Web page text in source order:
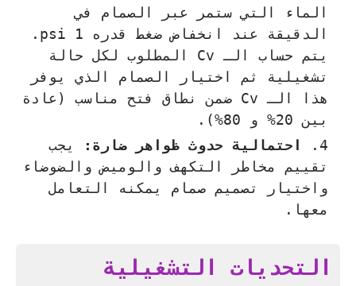
الماء التي ستمر عبر الصمام في
الدقيقة عند انخفاض ضغط قدره 1 psi.
يتم حساب الـ Cv المطلوب لكل حالة
تشغيلية ثم اختيار الصمام الذي يوفر
هذا الـ Cv ضمن نطاق فتح مناسب (عادة
بين 20% و 80%).
احتمالية حدوث ظواهر ضارة:
يجب
تقييم مخاطر التكهف والوميض والضوضاء
واختيار تصميم صمام يمكنه التعامل
معها.
التحديات التشغيلية